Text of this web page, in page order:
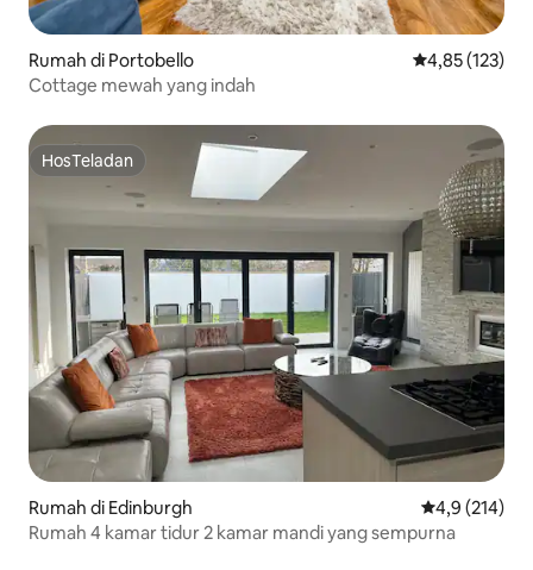
Rumah di Portobello Nilai rata-rata
4,85 (123)
Cottage mewah yang indah
HosTeladan
HosTeladan
Rumah di Edinburgh Nilai rata-rata
4,9 (214)
Rumah 4 kamar tidur 2 kamar mandi yang sempurna